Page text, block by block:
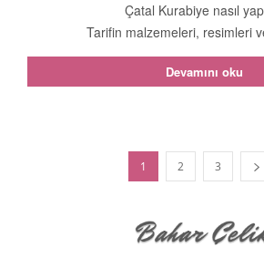
Çatal Kurabiye nasıl
Tarifin malzemeleri, resimleri ve
Devamını oku
1 2 3